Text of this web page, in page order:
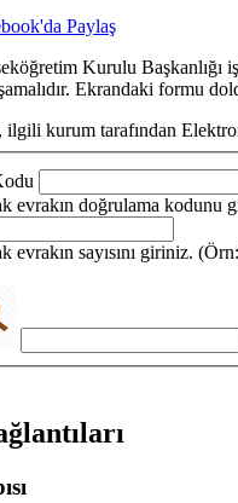
Paylaş
Kurulu Başkanlığı
Ekrandaki formu
kurum tarafından
evrakın doğrulama kodunu
evrakın sayısını giriniz.